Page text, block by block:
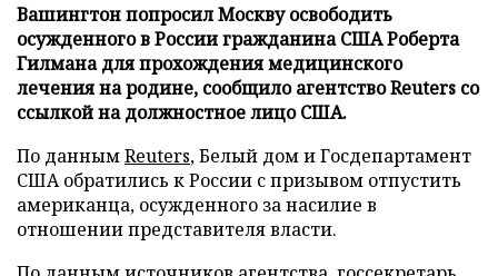
Вашингтон попросил Москву освободить
осужденного в России гражданина США Роберта
Гилмана для прохождения медицинского
лечения на родине, сообщило агентство Reuters со
ссылкой на должностное лицо США.
По даннымReuters, Белый дом и Госдепартамент
США обратились к России с призывом отпустить
американца, осужденного за насилие в
отношении представителя власти.